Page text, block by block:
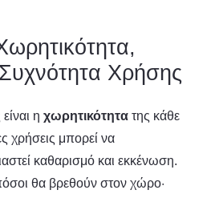
Χρήσης
η χωρητικότητα της κάθε
χρήσεις μπορεί να
καθαρισμό και εκκένωση.
θα βρεθούν στον χώρο·